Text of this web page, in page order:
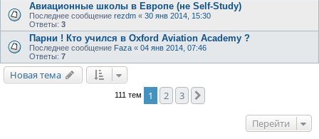
Авиационные школы в Европе (не Self-Study)
Последнее сообщение rezdm « 30 янв 2014, 15:30
Ответы: 3
Парни ! Кто учился в Oxford Aviation Academy ?
Последнее сообщение Faza « 04 янв 2014, 07:46
Ответы: 7
Новая тема
111 тем 1 2 3
Перейти